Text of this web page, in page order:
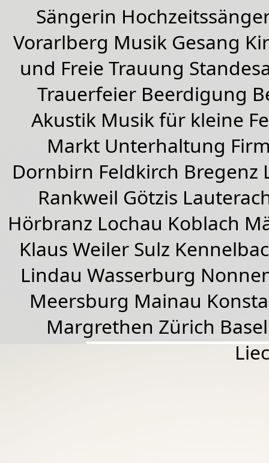
Sängerin
Vorarlberg Musik Gesang
und Freie Trauung
Trauerfeier Beerdigung
Akustik Musik für kleine
Markt Unterhaltung
Dornbirn Feldkirch Bregenz
Rankweil Götzis
Hörbranz Lochau Koblach
Klaus Weiler Sulz
Lindau Wasserburg
Meersburg Mainau
Margrethen Zürich